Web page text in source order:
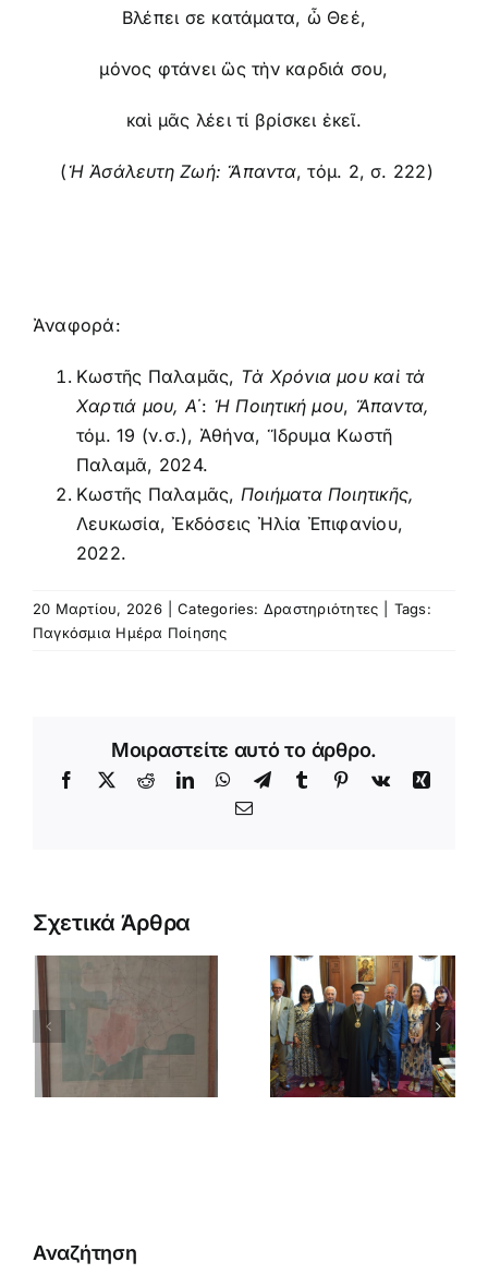
Βλέπει σε κατάματα, ὦ Θεέ,
μόνος φτάνει ὣς τὴν καρδιά σου,
καὶ μᾶς λέει τί βρίσκει ἐκεῖ.
(Ἡ Ἀσάλευτη Ζωή: Ἅπαντα, τόμ. 2, σ. 222)
Ἀναφορά:
Κωστῆς Παλαμᾶς, Τὰ Χρόνια μου καὶ τὰ
Χαρτιά μου, Α΄: Ἡ Ποιητική μου, Ἅπαντα,
τόμ. 19 (ν.σ.), Ἀθήνα, Ἵδρυμα Κωστῆ
Παλαμᾶ, 2024.
Κωστῆς Παλαμᾶς, Ποιήματα Ποιητικῆς,
Λευκωσία, Ἐκδόσεις Ἠλία Ἐπιφανίου,
2022.
20 Μαρτίου, 2026 Categories: Δραστηριότητες
Tags:
Παγκόσμια Ημέρα Ποίησης
Μοιραστείτε αυτό το άρθρο.
Facebook
X RedditLinkedInWhatsApp
TelegramTumblr Pinterest
Vk
Xing
Email
Σχετικά Άρθρα
ΤΗΣ
ΔΙΟΙΚΟΥΣΑΣ
ΕΠΙΤΡΟΠΗΣ
ΣΤΗΝ ΑΥΤΟΥ
κ.κ.
ΒΑΡΘΟΛΟΜΑΙΟΝ
Α΄ –
Η διασκευή της
Τ ρ ι σ ε ύ γ ε ν
η ς του Κωστή
Παλαμά
Αναζήτηση